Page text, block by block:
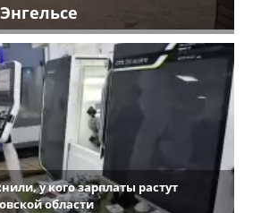
у кого зарплаты растут
области